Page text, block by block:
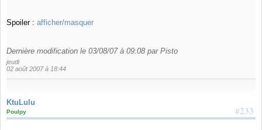
Spoiler : afficher/masquer
Dernière modification le 03/08/07 à 09:08 par Pisto
jeudi
02 août 2007 à 18:44
KtuLulu
#233
Poulpy